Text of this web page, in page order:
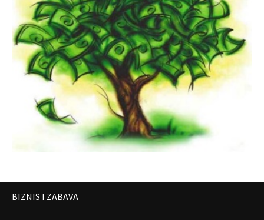
BIZNIS I ZABAVA